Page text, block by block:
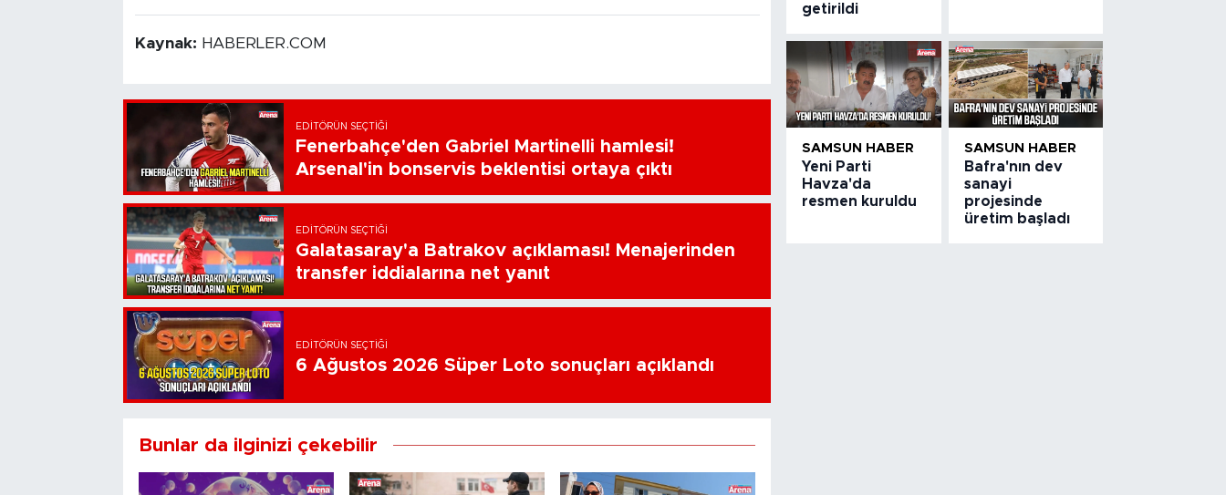
Kaynak: HABERLER.COM
EDITÖRÜN SEÇTIĞI
Fenerbahçe'den Gabriel Martinelli hamlesi!
Arsenal'in bonservis beklentisi ortaya çıktı
EDITÖRÜN SEÇTIĞI
Galatasaray'a Batrakov açıklaması! Menajerinden
transfer iddialarına net yanıt
EDITÖRÜN SEÇTIĞI
6 Ağustos 2026 Süper Loto sonuçları açıklandı
Bunlar da ilginizi çekebilir
getirildi
SAMSUN HABER
Yeni Parti
Havza'da
resmen kuruldu
SAMSUN HABER
Bafra'nın dev
sanayi
projesinde
üretim başladı